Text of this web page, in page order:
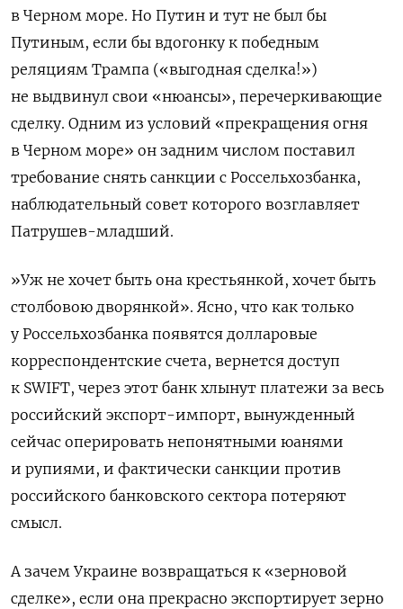
в Черном море. Но Путин и тут не был бы
Путиным, если бы вдогонку к победным
реляциям Трампа («выгодная сделка!»)
не выдвинул свои «нюансы», перечеркивающие
сделку. Одним из условий «прекращения огня
в Черном море» он задним числом поставил
требование снять санкции с Россельхозбанка,
наблюдательный совет которого возглавляет
Патрушев-младший.
»Уж не хочет быть она крестьянкой, хочет быть
столбовою дворянкой». Ясно, что как только
у Россельхозбанка появятся долларовые
корреспондентские счета, вернется доступ
к SWIFT, через этот банк хлынут платежи за весь
российский экспорт-импорт, вынужденный
сейчас оперировать непонятными юанями
и рупиями, и фактически санкции против
российского банковского сектора потеряют
смысл.
А зачем Украине возвращаться к «зерновой
сделке», если она прекрасно экспортирует зерно